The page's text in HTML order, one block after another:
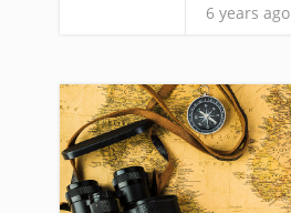
6 years ago